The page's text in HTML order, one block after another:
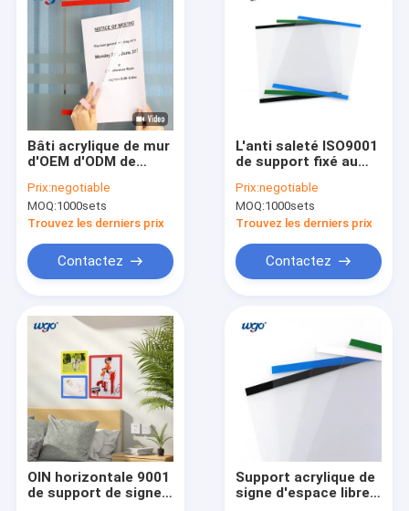
Vidéos
VR Show
Au sujet de nous
Bâti acrylique de mur
d'OEM d'ODM de
support de signe de
l'espace libre X11 du
document 8,5
Prix:negotiable
MOQ:1000sets
Trouvez les derniers prix
Contactez
L'anti saleté ISO9001
de support fixé au
signe A4 a approuvé
Prix:negotiable
MOQ:1000sets
Trouvez les derniers prix
Contactez
OIN horizontale 9001
de support de signe
Support acrylique de
signe d'espace libre